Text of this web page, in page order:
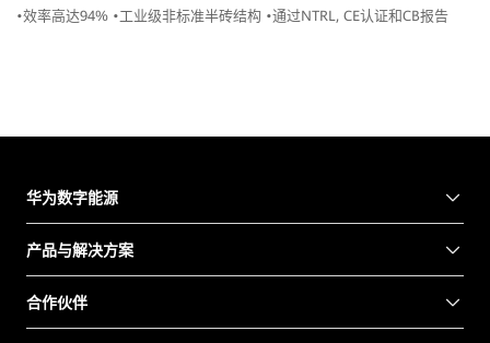
•效率高达94% •工业级非标准半砖结构 •通过NTRL, CE认证和CB报告
华为数字能源
产品与解决方案
合作伙伴